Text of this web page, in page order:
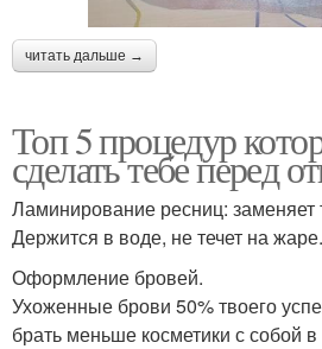
читать дальше →
Топ 5 процедур
сделать тебе перед
Ламинирование ресниц:
Держится в воде, не течет на жаре.
Оформление бровей.
Ухоженные брови 50% твоего
брать меньше косметики с собой в